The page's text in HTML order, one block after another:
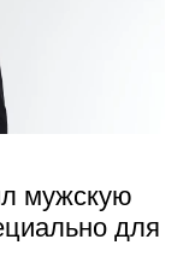
мужскую
для